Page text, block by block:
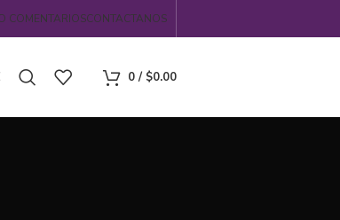
COMENTARIOSCONTACTANOS
0/ $0.00